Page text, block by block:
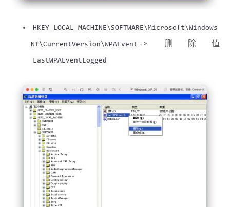
HKEY_LOCAL_MACHINE\SOFTWARE\Microsoft\Windows
NT\CurrentVersion\WPAEvent -> 删除值
LastWPAEventLogged